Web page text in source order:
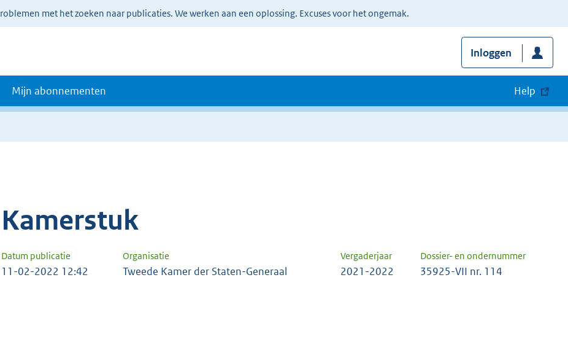
met het zoeken naar publicaties. We werken aan een oplossing. Excuses voor het ongemak.
Inloggen
Mijn abonnementen Help
Kamerstuk
Datum publicatie Organisatie Vergaderjaar Dossier- en ondernummer
11-02-2022 12:42 Tweede Kamer der Staten-Generaal 2021-2022 35925-VII nr. 114